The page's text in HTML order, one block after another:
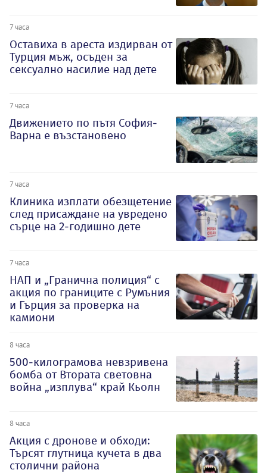
7 часа
Оставиха в ареста издирван от
Турция мъж, осъден за
сексуално насилие над дете
7 часа
Движението по пътя София-
Варна е възстановено
7 часа
Клиника изплати обезщетение
след присаждане на увредено
сърце на 2-годишно дете
7 часа
НАП и „Гранична полиция“ с
акция по границите с Румъния
и Гърция за проверка на
камиони
8 часа
500-килограмова невзривена
бомба от Втората световна
война „изплува“ край Кьолн
8 часа
Акция с дронове и обходи:
Търсят глутница кучета в два
столични района